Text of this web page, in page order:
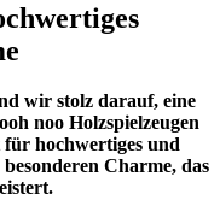
wir stolz darauf, eine
noo Holzspielzeugen
für hochwertiges und
Charme, das